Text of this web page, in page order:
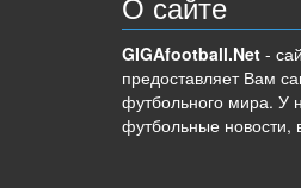
О сайте
GIGAfootball.Net -
предоставляет Вам
футбольного мира. У
футбольные новости,